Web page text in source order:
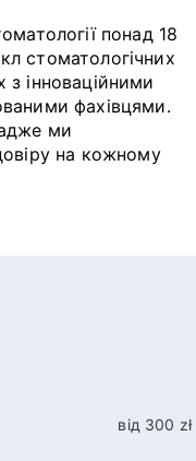
понад 18
стоматологічних
інноваційними
фахівцями.
ми
на кожному
від 300 zł